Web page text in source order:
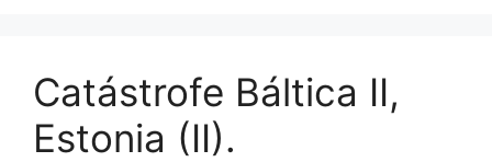
Catástrofe Báltica II,
Estonia (II).